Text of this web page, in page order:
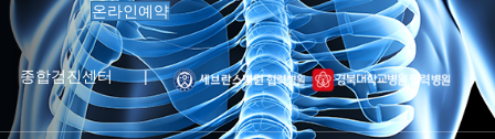
온라인예약
합검진센터|